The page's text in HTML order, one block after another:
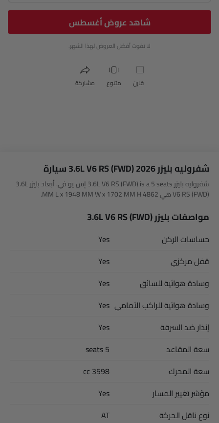
شاهد عروض أغسطس
لا تفوت أفضل العروض لهذا الشهر.
قارن متنوع مشاركة
شفروليه بليزر 3.6L V6 RS (FWD) 2026 سيارة
شفروليه بليزر 3.6L V6 RS (FWD) is a 5 seats إس يو في. أبعاد بليزر 3.6L
V6 RS (FWD) هي 4862 MM L x 1948 MM W x 1702 MM H.
مواصفات بليزر 3.6L V6 RS (FWD)
حساسات الركن
Yes
قفل مركزي
Yes
وسادة هوائية للسائق
Yes
وسادة هوائية للراكب الأمامي Yes
إنذار ضد السرقة
Yes
سعة المقاعد
5 seats
سعة المحرك
3598 cc
مؤشر تغيير المسار
Yes
نوع ناقل الحركة
AT